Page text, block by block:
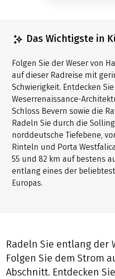
Das Wichtigste in
Folgen Sie der Weser von
auf dieser Radreise mit
Schwierigkeit. Entdecken
Weserrenaissance-
Schloss Bevern sowie die
Radeln Sie durch die
norddeutsche Tiefebene,
Rinteln und Porta
55 und 82 km auf bestens
entlang eines der
Europas.
Radeln Sie entlang der
Folgen Sie dem Strom
Abschnitt. Entdecken